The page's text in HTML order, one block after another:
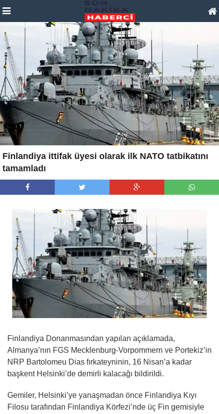
Finlandiya ittifak üyesi olarak ilk NATO tatbikatını
tamamladı
Finlandiya Donanmasından yapılan açıklamada,
Almanya’nın FGS Mecklenburg-Vorpommern ve Portekiz’in
NRP Bartolomeu Dias fırkateyninin, 16 Nisan’a kadar
başkent Helsinki’de demirli kalacağı bildirildi.
Gemiler, Helsinki’ye yanaşmadan önce Finlandiya Kıyı
Filosu tarafından Finlandiya Körfezi’nde üç Fin gemisiyle